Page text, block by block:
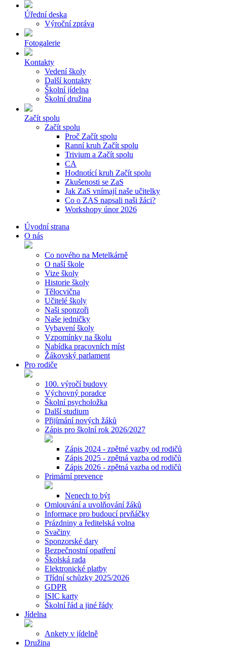
Úřední deska
Výroční zpráva
Fotogalerie
Kontakty
Vedení školy
Další kontakty
Školní jídelna
Školní družina
Začít spolu
Začít spolu
Proč Začít spolu
Ranní kruh Začít spolu
Trivium a Začít spolu
CA
Hodnotící kruh Začít spolu
Zkušenosti se ZaS
Jak ZaS vnímají naše učitelky
Co o ZAS napsali naši žáci?
Workshopy únor 2026
Úvodní strana
O nás
Co nového na Metelkárně
O naší škole
Vize školy
Historie školy
Tělocvična
Učitelé školy
Naši sponzoři
Naše jedničky
Vybavení školy
Vzpomínky na školu
Nabídka pracovních míst
Žákovský parlament
Pro rodiče
100. výročí budovy
Výchovný poradce
Školní psycholožka
Další studium
Přijímání nových žáků
Zápis pro školní rok 2026/2027
Zápis 2024 - zpětné vazby od rodičů
Zápis 2025 - zpětná vazba od rodičů
Zápis 2026 - zpětná vazba od rodičů
Primární prevence
Nenech to být
Omlouvání a uvolňování žáků
Informace pro budoucí prvňáčky
Prázdniny a ředitelská volna
Svačiny
Sponzorské dary
Bezpečnostní opatření
Školská rada
Elektronické platby
Třídní schůzky 2025/2026
GDPR
ISIC karty
Školní řád a jiné řády
Jídelna
Ankety v jídelně
Družina